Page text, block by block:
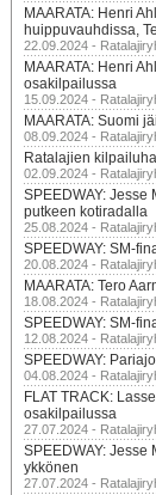
MAARATA: Henri
huippuvauhdissa,
22.09.2024 -
MAARATA: Henri
osakilpailussa
15.09.2024 -
MAARATA: Suomi
08.09.2024 -
Ratalajien
02.09.2024 -
SPEEDWAY: Jesse
putkeen kotiradalla
25.08.2024 -
SPEEDWAY: SM-
20.08.2024 -
MAARATA: Tero
18.08.2024 -
SPEEDWAY: SM-
12.08.2024 -
SPEEDWAY:
04.08.2024 -
FLAT TRACK:
osakilpailussa
27.07.2024 -
SPEEDWAY:
ykkönen
27.07.2024 -